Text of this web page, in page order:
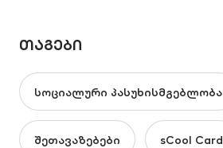
ᲗᲐᲒᲔᲑᲘ
სოციალური პასუხისმგებლობა
შეთავაზებები sCool Card